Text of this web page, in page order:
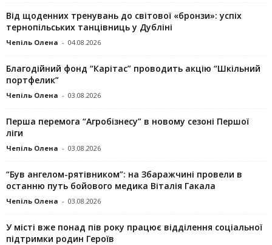
Від щоденних тренувань до світової «бронзи»: успіх
тернопільських танцівниць у Дубліні
Чепіль Олена - 04.08.2026
Благодійний фонд “Карітас” проводить акцію “Шкільний
портфелик”
Чепіль Олена - 03.08.2026
Перша перемога “Агробізнесу” в новому сезоні Першої
ліги
Чепіль Олена - 03.08.2026
“Був ангелом-рятівником”: на Збаражчині провели в
останню путь бойового медика Віталія Гакала
Чепіль Олена - 03.08.2026
У місті вже понад пів року працює відділення соціальної
підтримки родин Героїв